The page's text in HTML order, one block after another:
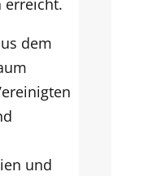
dem
und